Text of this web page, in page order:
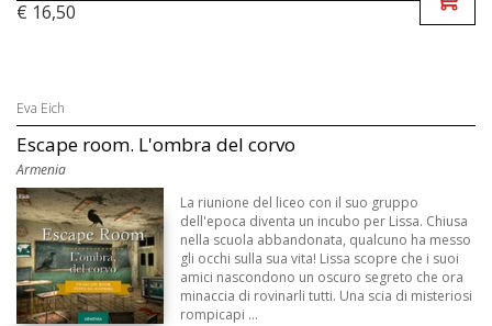
€ 16,50
Eva Eich
Escape room. L'ombra del corvo
Armenia
La riunione del liceo con il suo gruppo
dell'epoca diventa un incubo per Lissa. Chiusa
nella scuola abbandonata, qualcuno ha messo
gli occhi sulla sua vita! Lissa scopre che i suoi
amici nascondono un oscuro segreto che ora
minaccia di rovinarli tutti. Una scia di misteriosi
rompicapi ...